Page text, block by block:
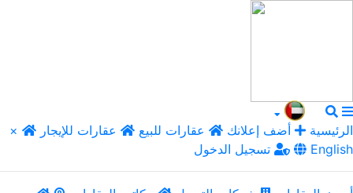
× الرئيسية أضف إعلانك عقارات للبيع
عقارات للإيجار
تسجيل الدخول
English